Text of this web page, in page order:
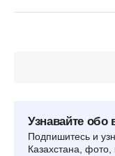
Узнавайте
Подпишитесь и
Казахстана, фото,